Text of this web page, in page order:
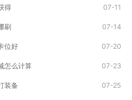
得 07-11
刷 07-14
位好 07-20
怎么计算 07-23
装备 07-25